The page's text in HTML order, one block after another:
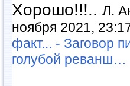
Хорошо!!!.. Л.
ноября 2021,
факт... - Заговор
голубой реванш…